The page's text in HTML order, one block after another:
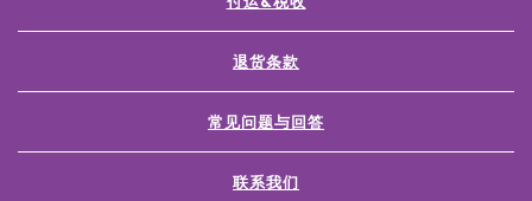
退货条款
常见问题与回答
联系我们